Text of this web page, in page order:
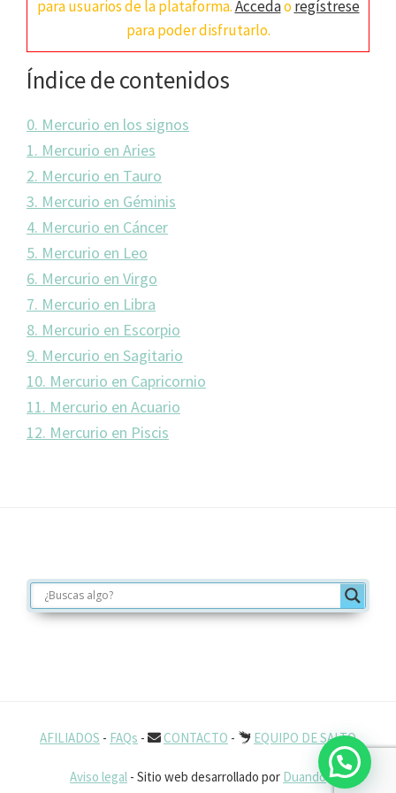
para usuarios de la plataforma.Accedaoregístrese
para poder disfrutarlo.
Índice de contenidos
0. Mercurio en los signos
1. Mercurio en Aries
2. Mercurio en Tauro
3. Mercurio en Géminis
4. Mercurio en Cáncer
5. Mercurio en Leo
6. Mercurio en Virgo
7. Mercurio en Libra
8. Mercurio en Escorpio
9. Mercurio en Sagitario
10. Mercurio en Capricornio
11. Mercurio en Acuario
12. Mercurio en Piscis
Footer
AFILIADOS - FAQs - CONTACTO - EQUIPO DE SALTO
Aviso legal - Sitio web desarrollado por Duando